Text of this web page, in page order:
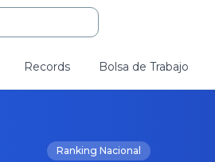
Records Bolsa de Trabajo
Ranking Nacional